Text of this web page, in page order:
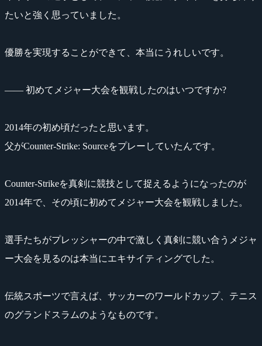
たいと強く思っていました。
優勝を実現することができて、本当にうれしいです。
―― 初めてメジャー大会を観戦したのはいつですか?
2014年の初め頃だったと思います。
父がCounter-Strike: Sourceをプレーしていたんです。
Counter-Strikeを真剣に競技として捉えるようになったのが
2014年で、その頃に初めてメジャー大会を観戦しました。
選手たちがプレッシャーの中で激しく真剣に競い合うメジャ
ー大会を見るのは本当にエキサイティングでした。
伝統スポーツで言えば、サッカーのワールドカップ、テニス
のグランドスラムのようなものです。